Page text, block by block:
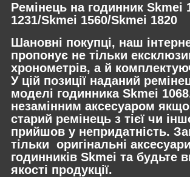
Ремінець на годинник Skmei
1231/Skmei 1560/Skmei 1820
Шановні покупці, наш
пропонує не тільки
хронометрів, а й
У цій позиції наданий
моделі годинника Skmei
незамінним аксесуаром
старий ремінець з тієї чи
прийшов у непридатність.
тільки оригінальні
годинників Skmei та будьте
якості продукції.